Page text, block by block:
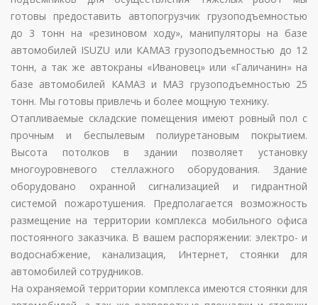
готовы предоставить автопогрузчик грузоподъемностью
до 3 тонн на «резиновом ходу», манипуляторы на базе
автомобилей ISUZU или КАМАЗ грузоподъемностью до 12
тонн, а так же автокраны «Ивановец» или «Галичанин» на
базе автомобилей КАМАЗ и МАЗ грузоподъемностью 25
тонн. Мы готовы привлечь и более мощную технику.
Отапливаемые складские помещения имеют ровный пол с
прочным и беспылевым полиуретановым покрытием.
Высота потолков в здании позволяет установку
многоуровневого стеллажного оборудования. Здание
оборудовано охранной сигнализацией и гидрантной
системой пожаротушения. Предполагается возможность
размещение на территории комплекса мобильного офиса
постоянного заказчика. В вашем распоряжении: электро- и
водоснабжение, канализация, Интернет, стоянки для
автомобилей сотрудников.
На охраняемой территории комплекса имеются стоянки для